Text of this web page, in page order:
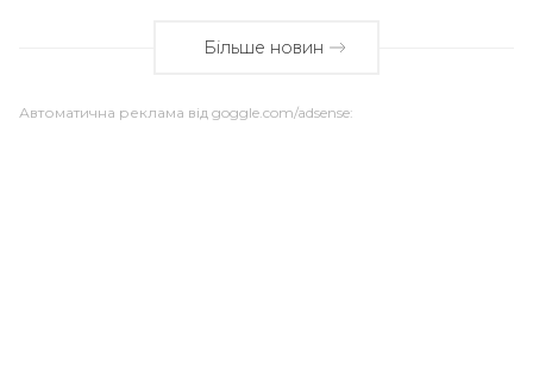
Більше новин
Автоматична реклама від goggle.com/adsense: